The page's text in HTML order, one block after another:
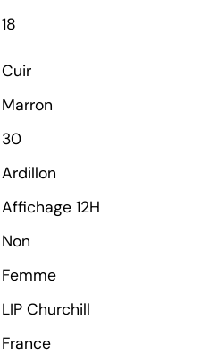
18
Cuir
Marron
30
Ardillon
Affichage 12H
Non
Femme
LIP Churchill
France